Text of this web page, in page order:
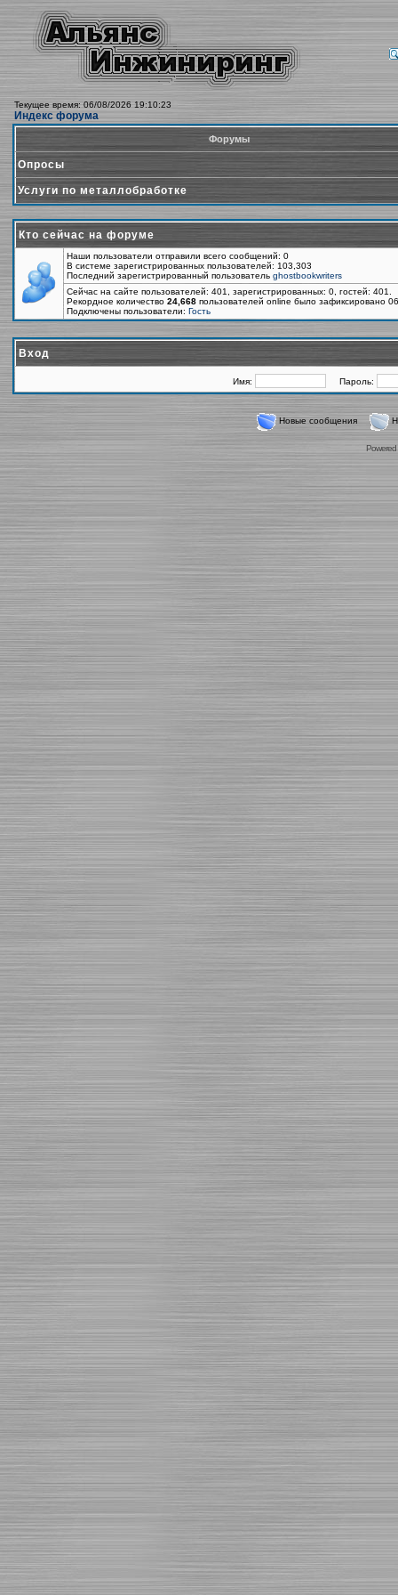
Текущее время: 06/08/2026 19:10:23
Индекс форума
Форумы
Опросы
Услуги по металлобработке
Кто сейчас на форуме
Наши пользователи отправили всего сообщений: 0
В системе зарегистрированных пользователей: 103,303
Последний зарегистрированный пользователь ghostbookwriters
Сейчас на сайте пользователей: 401, зарегистрированных: 0, гостей:
Рекордное количество 24,668 пользователей online было зафиксировано
Подключены пользователи: Гость
Вход
Имя: Пароль:
Новые сообщения